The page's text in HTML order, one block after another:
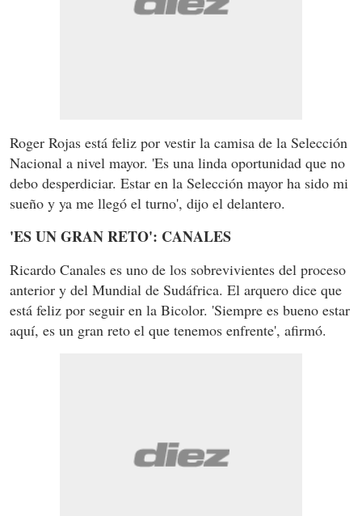
Roger Rojas está feliz por vestir la camisa de la Selección
Nacional a nivel mayor. 'Es una linda oportunidad que no
debo desperdiciar. Estar en la Selección mayor ha sido mi
sueño y ya me llegó el turno', dijo el delantero.
'ES UN GRAN RETO': CANALES
Ricardo Canales es uno de los sobrevivientes del proceso
anterior y del Mundial de Sudáfrica. El arquero dice que
está feliz por seguir en la Bicolor. 'Siempre es bueno estar
aquí, es un gran reto el que tenemos enfrente', afirmó.